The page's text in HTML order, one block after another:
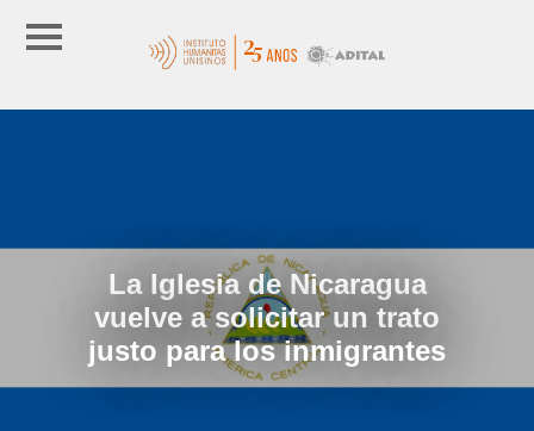
La Iglesia de Nicaragua
vuelve a solicitar un trato
justo para los inmigrantes